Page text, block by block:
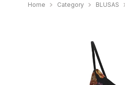
Category BLUSAS